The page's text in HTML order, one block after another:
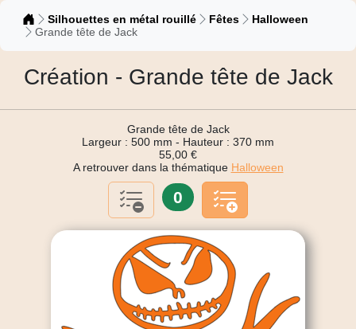
Catalogue
Silhouettes en métal rouillé Fêtes
Halloween
Grande tête de Jack
Création - Grande tête de Jack
Grande tête de Jack
Largeur : 500 mm - Hauteur : 370 mm
55,00 €
A retrouver dans la thématique Halloween
0